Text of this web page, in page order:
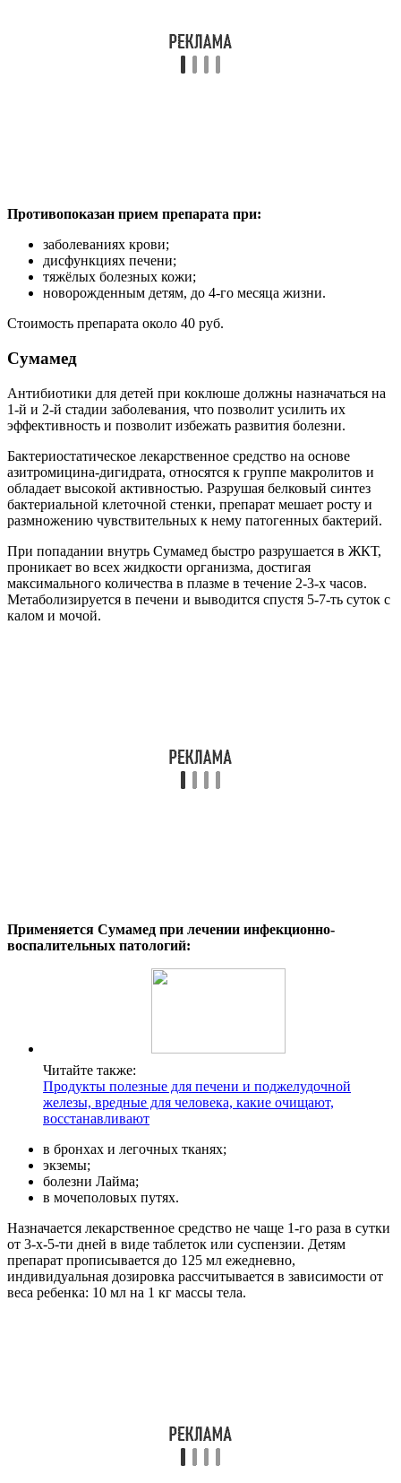
Противопоказан прием препарата при:
заболеваниях крови;
дисфункциях печени;
тяжёлых болезных кожи;
новорожденным детям, до 4-го месяца жизни.
Стоимость препарата около 40 руб.
Сумамед
Антибиотики для детей при коклюше должны назначаться на
1-й и 2-й стадии заболевания, что позволит усилить их
эффективность и позволит избежать развития болезни.
Бактериостатическое лекарственное средство на основе
азитромицина-дигидрата, относятся к группе макролитов и
обладает высокой активностью. Разрушая белковый синтез
бактериальной клеточной стенки, препарат мешает росту и
размножению чувствительных к нему патогенных бактерий.
При попадании внутрь Сумамед быстро разрушается в ЖКТ,
проникает во всех жидкости организма, достигая
максимального количества в плазме в течение 2-3-х часов.
Метаболизируется в печени и выводится спустя 5-7-ть суток с
калом и мочой.
Применяется Сумамед при лечении инфекционно-
воспалительных патологий:
Читайте также:
Продукты полезные для печени и поджелудочной
железы, вредные для человека, какие очищают,
восстанавливают
в бронхах и легочных тканях;
экземы;
болезни Лайма;
в мочеполовых путях.
Назначается лекарственное средство не чаще 1-го раза в сутки
от 3-х-5-ти дней в виде таблеток или суспензии. Детям
препарат прописывается до 125 мл ежедневно,
индивидуальная дозировка рассчитывается в зависимости от
веса ребенка: 10 мл на 1 кг массы тела.